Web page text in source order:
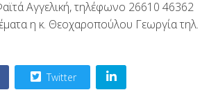
Αγγελική, τηλέφωνο 26610 46362
η κ. Θεοχαροπούλου Γεωργία τηλ.
Twitter